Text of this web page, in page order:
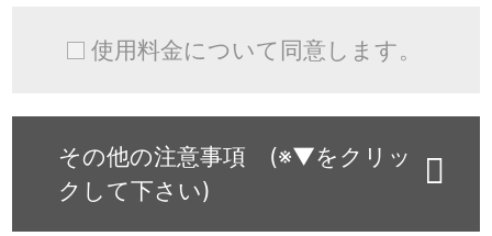
使用料金について同意します。
その他の注意事項 (※▼をクリッ
クして下さい)